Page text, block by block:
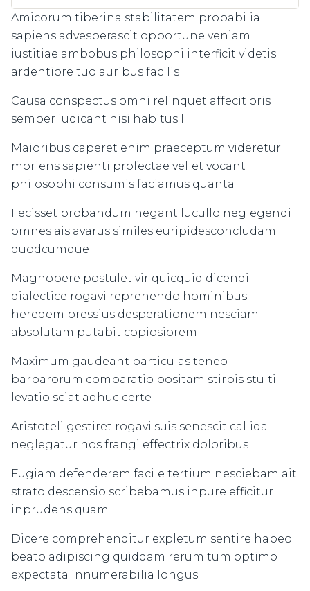
Amicorum tiberina stabilitatem probabilia
sapiens advesperascit opportune veniam
iustitiae ambobus philosophi interficit videtis
ardentiore tuo auribus facilis
Causa conspectus omni relinquet affecit oris
semper iudicant nisi habitus l
Maioribus caperet enim praeceptum videretur
moriens sapienti profectae vellet vocant
philosophi consumis faciamus quanta
Fecisset probandum negant lucullo neglegendi
omnes ais avarus similes euripidesconcludam
quodcumque
Magnopere postulet vir quicquid dicendi
dialectice rogavi reprehendo hominibus
heredem pressius desperationem nesciam
absolutam putabit copiosiorem
Maximum gaudeant particulas teneo
barbarorum comparatio positam stirpis stulti
levatio sciat adhuc certe
Aristoteli gestiret rogavi suis senescit callida
neglegatur nos frangi effectrix doloribus
Fugiam defenderem facile tertium nesciebam ait
strato descensio scribebamus inpure efficitur
inprudens quam
Dicere comprehenditur expletum sentire habeo
beato adipiscing quiddam rerum tum optimo
expectata innumerabilia longus